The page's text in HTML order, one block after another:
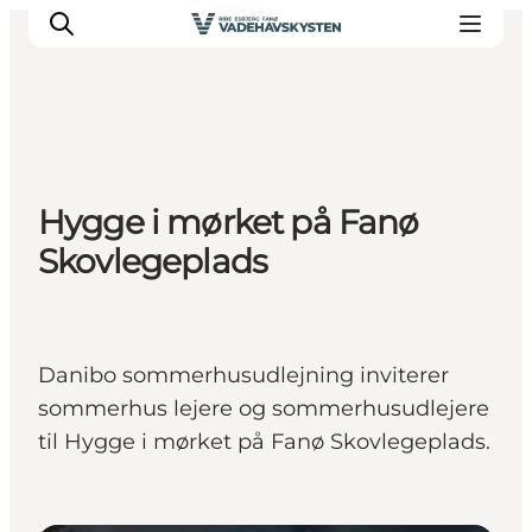
Oplev Ribe
Oplev Esbjerg
Oplev Fanø
Det Sker
Hygge i mørket på Fanø
Skovlegeplads
Danibo sommerhusudlejning inviterer
sommerhus lejere og sommerhusudlejere
til Hygge i mørket på Fanø Skovlegeplads.